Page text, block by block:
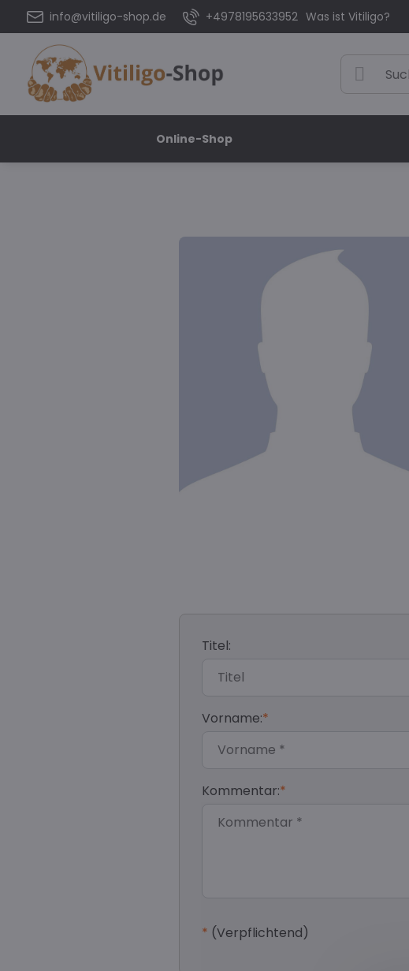
info@vitiligo-shop.de +4978195633952 Was ist Vitiligo?
Online-Shop
Titel:
Vorname:*
Kommentar:*
* (Verpflichtend)